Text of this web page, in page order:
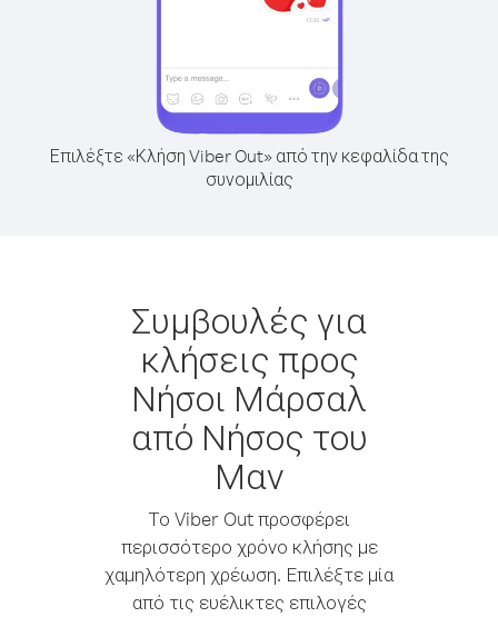
Επιλέξτε «Κλήση Viber Out» από την κεφαλίδα της
συνομιλίας
Συμβουλές για
κλήσεις προς
Νήσοι Μάρσαλ
από Νήσος του
Μαν
Το Viber Out προσφέρει
περισσότερο χρόνο κλήσης με
χαμηλότερη χρέωση. Επιλέξτε μία
από τις ευέλικτες επιλογές